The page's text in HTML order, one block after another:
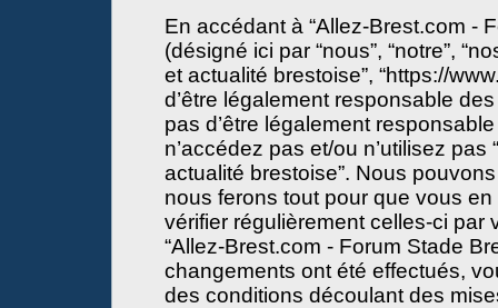
En accédant à “Allez-Brest.com -
(désigné ici par “nous”, “notre”,
et actualité brestoise”, “https://
d’être légalement responsable
pas d’être légalement
n’accédez pas et/ou n’utilisez
actualité brestoise”. Nous
nous ferons tout pour que vous
vérifier régulièrement celles-ci par
“Allez-Brest.com - Forum Stade
changements ont été effectués,
des conditions découlant des